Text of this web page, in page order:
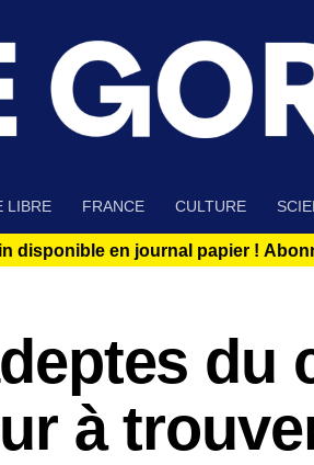
LIBRE FRANCE CULTURE
disponible en journal papier !
du
à